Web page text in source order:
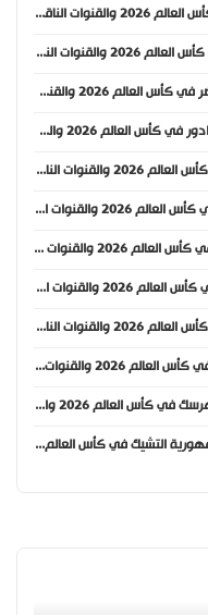
موعد مباراة بلجيكا ومصر في كأس العالم 2026 والقنوات الناقلة
موعد مباراة السويد وتونس في كأس العالم 2026 والقنوات الناقلة
موعد مباراة إسبانيا والرأس الأخضر في كأس العالم 2026 والقنوات الناقلة
موعد مباراة ساحل العاج والإكوادور في كأس العالم 2026 والقنوات الناقلة
موعد مباراة أستراليا وتركيا في كأس العالم 2026 والقنوات الناقلة
موعد مباراة ألمانيا وكوراساو في كأس العالم 2026 والقنوات الناقلة
موعد مباراة هايتي واسكتلندا في كأس العالم 2026 والقنوات الناقلة
موعد مباراة البرازيل والمغرب في كأس العالم 2026 والقنوات الناقلة
موعد مباراة قطر وسويسرا في كأس العالم 2026 والقنوات الناقلة
موعد مباراة أمريكا والباراغواي في كأس العالم 2026 والقنوات الناقلة
موعد مباراة كندا والبوسنة والهرسك في كأس العالم 2026 والقنوات الناقلة
موعد مباراة كوريا الجنوبية وجمهورية التشيك في كأس العالم 2026 والقنوات الناقلة